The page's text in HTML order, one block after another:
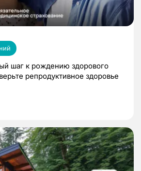
шаг к рождению здорового
репродуктивное здоровье